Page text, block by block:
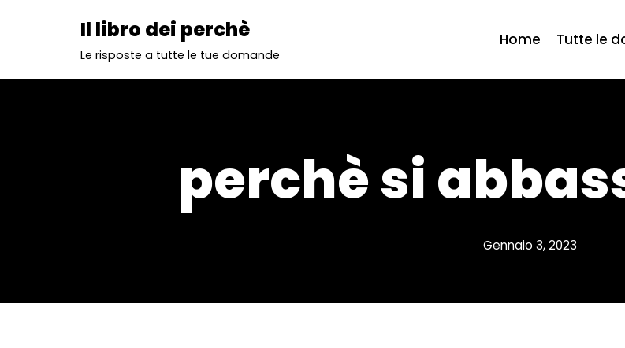
Il libro dei perchè
Le risposte a tutte le tue domande
Home Tutte le
perchè si
Gennaio 3, 2023